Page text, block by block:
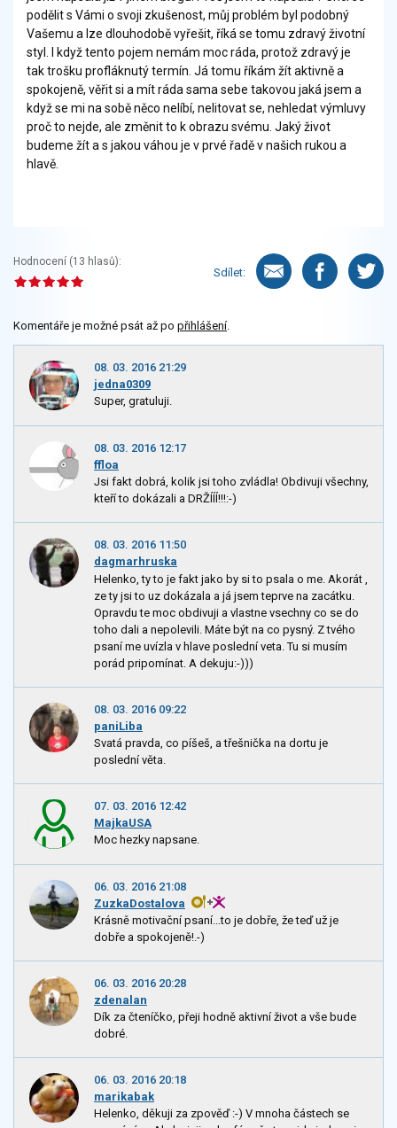
podělit s Vámi o svoji zkušenost, můj problém byl podobný
Vašemu a lze dlouhodobě vyřešit, říká se tomu zdravý životní
styl. I když tento pojem nemám moc ráda, protož zdravý je
tak trošku profláknutý termín. Já tomu říkám žít aktivně a
spokojeně, věřit si a mít ráda sama sebe takovou jaká jsem a
když se mi na sobě něco nelíbí, nelitovat se, nehledat výmluvy
proč to nejde, ale změnit to k obrazu svému. Jaký život
budeme žít a s jakou váhou je v prvé řadě v našich rukou a
hlavě.
Hodnocení (13 hlasů):
Sdílet:
Komentáře je možné psát až po přihlášení.
08. 03. 2016 21:29
jedna0309
Super, gratuluji.
08. 03. 2016 12:17
ffloa
Jsi fakt dobrá, kolik jsi toho zvládla! Obdivuji všechny,
kteří to dokázali a DRŽÍÍÍ!!!:-)
08. 03. 2016 11:50
dagmarhruska
Helenko, ty to je fakt jako by si to psala o me. Akorát ,
ze ty jsi to uz dokázala a já jsem teprve na zacátku.
Opravdu te moc obdivuji a vlastne vsechny co se do
toho dali a nepolevili. Máte být na co pysný. Z tvého
psaní me uvízla v hlave poslední veta. Tu si musím
porád pripomínat. A dekuju:-)))
08. 03. 2016 09:22
paniLiba
Svatá pravda, co píšeš, a třešnička na dortu je
poslední věta.
07. 03. 2016 12:42
MajkaUSA
Moc hezky napsane.
06. 03. 2016 21:08
ZuzkaDostalova
Krásně motivační psaní...to je dobře, že teď už je
dobře a spokojeně!.-)
06. 03. 2016 20:28
zdenalan
Dík za čteníčko, přeji hodně aktivní život a vše bude
dobré.
06. 03. 2016 20:18
marikabak
Helenko, děkuji za zpověď :-) V mnoha částech se